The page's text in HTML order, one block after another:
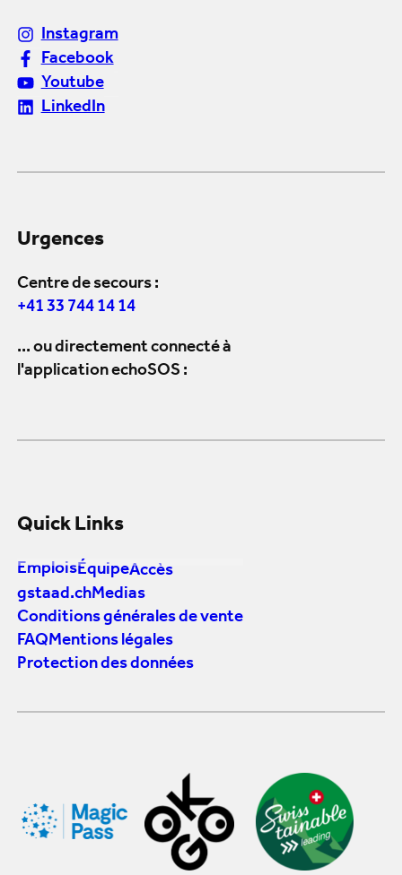
Instagram
Facebook
Youtube
LinkedIn
Urgences
Centre de secours :
+41 33 744 14 14
... ou directement connecté à
l'application echoSOS :
Quick Links
EmploisÉquipeAccès
gstaad.chMedias
Conditions générales de vente
FAQMentions légales
Protection des données